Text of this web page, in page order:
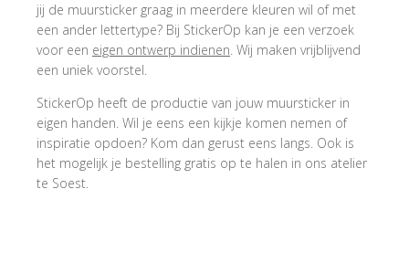
jij de muursticker graag in meerdere kleuren wil of met
een ander lettertype? Bij StickerOp kan je een verzoek
voor een eigen ontwerp indienen. Wij maken vrijblijvend
een uniek voorstel.
StickerOp heeft de productie van jouw muursticker in
eigen handen. Wil je eens een kijkje komen nemen of
inspiratie opdoen? Kom dan gerust eens langs. Ook is
het mogelijk je bestelling gratis op te halen in ons atelier
te Soest.